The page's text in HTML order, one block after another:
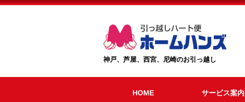
神戸、芦屋、西宮、尼崎のお引っ越し
HOME サービス案内